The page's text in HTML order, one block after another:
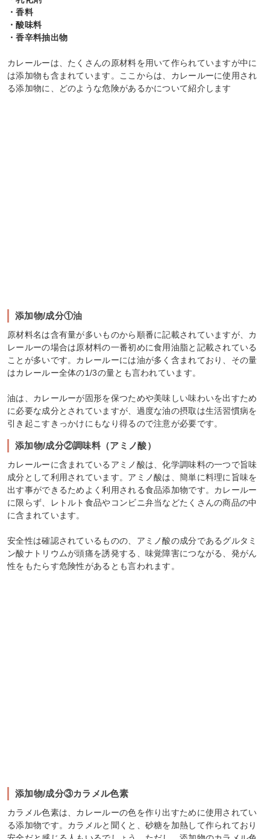
・香料
・酸味料
・香辛料抽出物
カレールーは、たくさんの原材料を用いて作られていますが中に
は添加物も含まれています。ここからは、カレールーに使用され
る添加物に、どのような危険があるかについて紹介します
添加物/成分①油
原材料名は含有量が多いものから順番に記載されていますが、カ
レールーの場合は原材料の一番初めに食用油脂と記載されている
ことが多いです。カレールーには油が多く含まれており、その量
はカレールー全体の1/3の量とも言われています。
油は、カレールーが固形を保つためや美味しい味わいを出すため
に必要な成分とされていますが、過度な油の摂取は生活習慣病を
引き起こすきっかけにもなり得るので注意が必要です。
添加物/成分②調味料（アミノ酸）
カレールーに含まれているアミノ酸は、化学調味料の一つで旨味
成分として利用されています。アミノ酸は、簡単に料理に旨味を
出す事ができるためよく利用される食品添加物です。カレールー
に限らず、レトルト食品やコンビニ弁当などたくさんの商品の中
に含まれています。
安全性は確認されているものの、アミノ酸の成分であるグルタミ
ン酸ナトリウムが頭痛を誘発する、味覚障害につながる、発がん
性をもたらす危険性があるとも言われます。
添加物/成分③カラメル色素
カラメル色素は、カレールーの色を作り出すために使用されてい
る添加物です。カラメルと聞くと、砂糖を加熱して作られており